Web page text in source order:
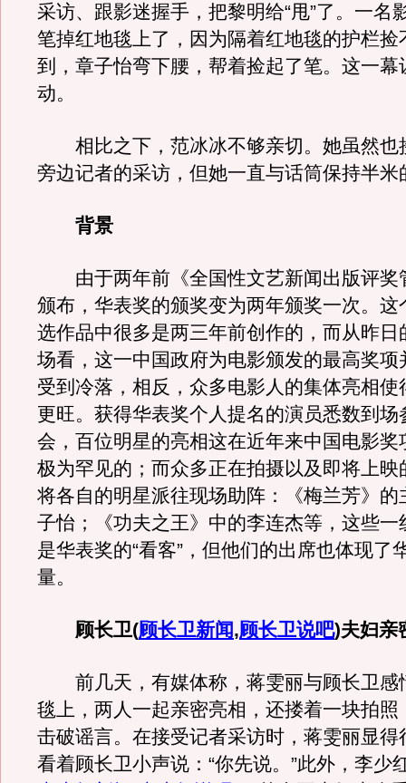
采访、跟影迷握手，把黎明给“甩”了。一名
笔掉红地毯上了，因为隔着红地毯的护栏捡
到，章子怡弯下腰，帮着捡起了笔。这一幕
动。
相比之下，范冰冰不够亲切。她虽然也
旁边记者的采访，但她一直与话筒保持半米
背景
由于两年前《全国性文艺新闻出版评奖
颁布，华表奖的颁奖变为两年颁奖一次。这
选作品中很多是两三年前创作的，而从昨日
场看，这一中国政府为电影颁发的最高奖项
受到冷落，相反，众多电影人的集体亮相使
更旺。获得华表奖个人提名的演员悉数到场
会，百位明星的亮相这在近年来中国电影奖
极为罕见的；而众多正在拍摄以及即将上映
将各自的明星派往现场助阵：《梅兰芳》的
子怡；《功夫之王》中的李连杰等，这些一
是华表奖的“看客”，但他们的出席也体现了
量。
顾长卫(顾长卫新闻,顾长卫说吧)夫妇亲
前几天，有媒体称，蒋雯丽与顾长卫感
毯上，两人一起亲密亮相，还搂着一块拍照
击破谣言。在接受记者采访时，蒋雯丽显得
看着顾长卫小声说：“你先说。”此外，李少